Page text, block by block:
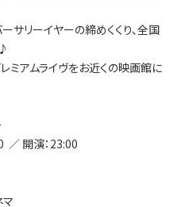
サリーイヤーの締めくくり、全国
ミアムライヴをお近くの映画館に
／ 開演：23:00
マ